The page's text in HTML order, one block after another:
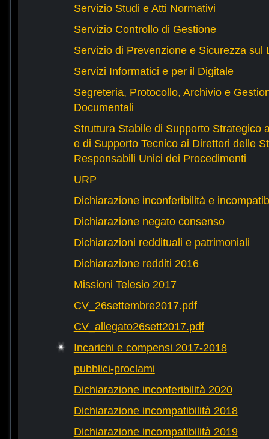
Servizio Studi e Atti Normativi
Servizio Controllo di Gestione
Servizio di Prevenzione e Sicurezza sul
Servizi Informatici e per il Digitale
Segreteria, Protocollo, Archivio e
Documentali
Struttura Stabile di Supporto Strategico
e di Supporto Tecnico ai Direttori delle
Responsabili Unici dei Procedimenti
URP
Dichiarazione inconferibilità e
Dichiarazione negato consenso
Dichiarazioni reddituali e patrimoniali
Dichiarazione redditi 2016
Missioni Telesio 2017
CV_26settembre2017.pdf
CV_allegato26sett2017.pdf
Incarichi e compensi 2017-2018
pubblici-proclami
Dichiarazione inconferibilità 2020
Dichiarazione incompatibilità 2018
Dichiarazione incompatibilità 2019